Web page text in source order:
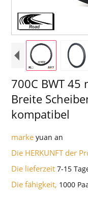
700C BWT 45
Breite
kompatibel
markeyuan an
Die HERKUNFT der
Die lieferzeit7-15
Die fähigkeit, 1000